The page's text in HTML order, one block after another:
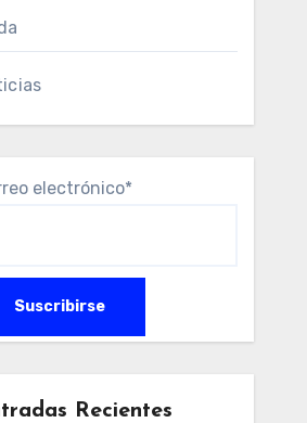
electrónico*
Recientes